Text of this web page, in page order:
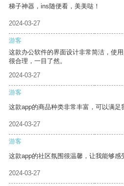
梯子神器，ins随便看，美美哒！
2024-03-27
游客
这款办公软件的界面设计非常简洁，使
很合理，一目了然。
2024-03-27
游客
这款app的商品种类非常丰富，可以满足
2024-03-27
游客
这款app的社区氛围很温馨，让我能够感
2024-03-27